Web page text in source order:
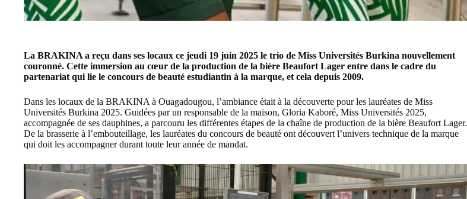
La BRAKINA a reçu dans ses locaux ce jeudi 19 juin 2025 le trio de Miss Universités Burkina nouvellement
couronné. Cette immersion au cœur de la production de la bière Beaufort Lager entre dans le cadre du
partenariat qui lie le concours de beauté estudiantin à la marque, et cela depuis 2009.
Dans les locaux de la BRAKINA à Ouagadougou, l’ambiance était à la découverte pour les lauréates de Miss
Universités Burkina 2025. Guidées par un responsable de la maison, Gloria Kaboré, Miss Universités 2025,
accompagnée de ses dauphines, a parcouru les différentes étapes de la chaîne de production de la bière Beaufort Lager.
De la brasserie à l’embouteillage, les lauréates du concours de beauté ont découvert l’univers technique de la marque
qui doit les accompagner durant toute leur année de mandat.